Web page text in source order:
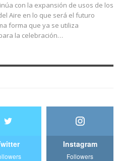
con la expansión de usos de los
Aire en lo que será el futuro
forma que ya se utiliza
la celebración…
Instagram
Followers